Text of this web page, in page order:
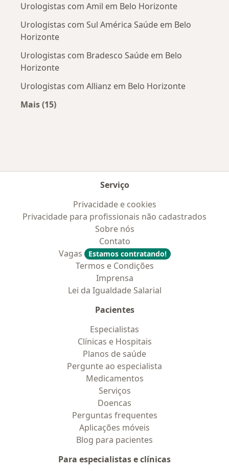
Urologistas com Amil em Belo Horizonte
Urologistas com Sul América Saúde em Belo
Horizonte
Urologistas com Bradesco Saúde em Belo
Horizonte
Urologistas com Allianz em Belo Horizonte
Mais (15)
Serviço
Privacidade e cookies
Privacidade para profissionais não cadastrados
Sobre nós
Contato
Vagas
Estamos contratando!
Termos e Condições
Imprensa
Lei da Igualdade Salarial
Pacientes
Especialistas
Clínicas e Hospitais
Planos de saúde
Pergunte ao especialista
Medicamentos
Serviços
Doencas
Perguntas frequentes
Aplicações móveis
Blog para pacientes
Para especialistas e clínicas